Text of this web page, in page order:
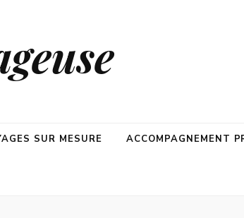
SUR MESURE ACCOMPAGNEMENT